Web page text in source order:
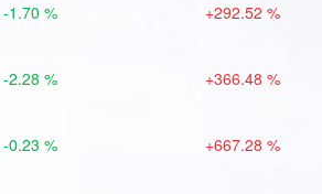
-1.70 % +292.52 %
-2.28 % +366.48 %
-0.23 % +667.28 %